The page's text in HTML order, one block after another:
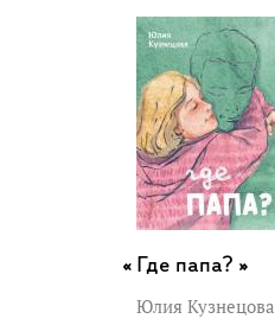
Где папа? »
Юлия Кузнецова